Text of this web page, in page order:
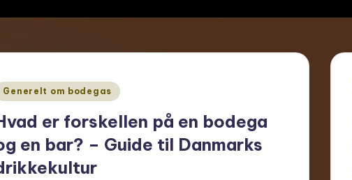
Generelt om bodegas
er forskellen på en bodega
en bar? – Guide til Danmarks